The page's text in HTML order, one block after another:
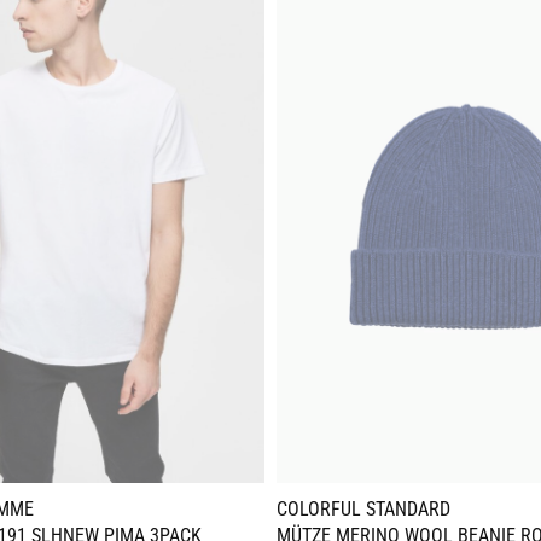
SLHNEW PIMA 3PACK
COLORFUL STANDARD
MÜTZE MERINO WOOL BEANIE